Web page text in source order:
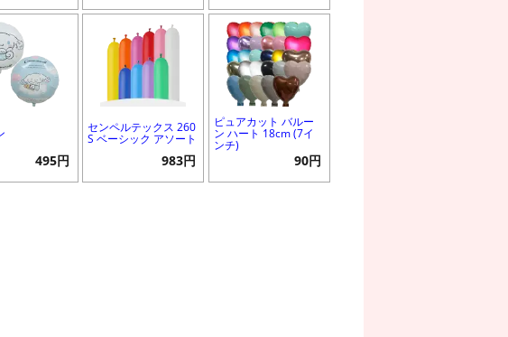
495円
センペルテックス 260
S ベーシック アソート
983円
ピュアカット バルー
ン ハート 18cm (7イ
ンチ)
90円